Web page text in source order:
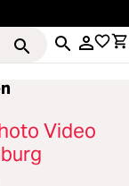
Video